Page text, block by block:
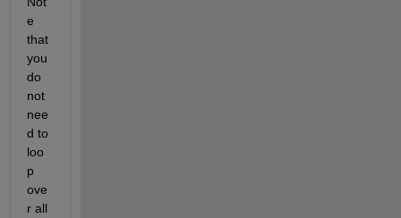
e
that
you
do
not
nee
d to
loo
p
ove
r all